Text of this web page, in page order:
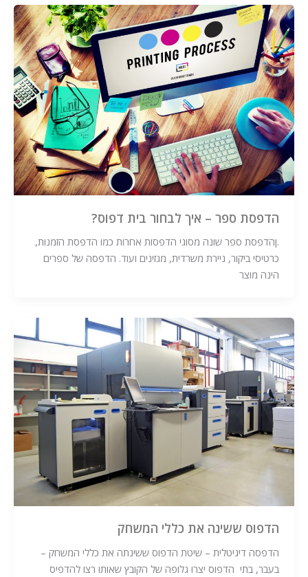
הדפסת ספר – איך לבחור בית דפוס?
.ןהדפסת ספר שונה מסוגי הדפסות אחרות כמו הדפסת הזמנות,
כרטיסי ביקור, ניירת משרדית, מגזינים ועוד. הדפסה של ספרים
הינה מוצר
הדפוס ששינה את כללי המשחק
הדפסה דיגיטלית – שיטת הדפוס ששינתה את כללי המשחק –
בעבר, בתי הדפוס יצרו גלופה של הקובץ שאותו רצו להדפיס